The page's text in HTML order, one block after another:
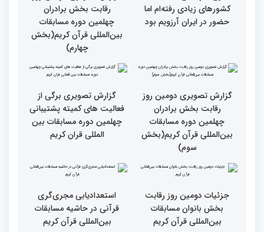
حضور در ایران آرزویم بود
گزارش تصویری دومین روز
رقابت بخش برادران
چهلمین دوره مسابقات
بین‌المللی قرآن کریم(بخش
چهارم)
گزارش تصویری دومین روز
رقابت بخش برادران
چهلمین دوره مسابقات
بین‌المللی قرآن کریم(بخش
سوم)
گزارش تصویری برگی از
چهلمین دوره مسابقات بین
المللی قران کریم